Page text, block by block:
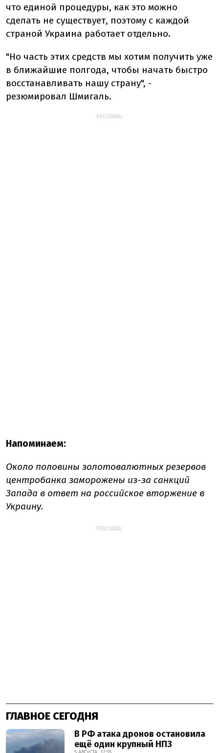
что единой процедуры, как это можно
сделать не существует, поэтому с каждой
страной Украина работает отдельно.
"Но часть этих средств мы хотим получить уже
в ближайшие полгода, чтобы начать быстро
восстанавливать нашу страну", -
резюмировал Шмигаль.
РЕКЛАМА:
Напоминаем:
Около половины золотовалютных резервов
центробанка заморожены из-за санкций
Запада в ответ на российское вторжение в
Украину.
РЕКЛАМА:
ГЛАВНОЕ СЕГОДНЯ
В РФ атака дронов остановила
ещё один крупный НПЗ